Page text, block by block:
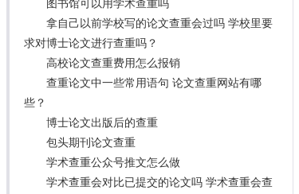
图书馆可以用学术查重吗
拿自己以前学校写的论文查重会过吗 学校里要
求对博士论文进行查重吗？
高校论文查重费用怎么报销
查重论文中一些常用语句 论文查重网站有哪
些？
博士论文出版后的查重
包头期刊论文查重
学术查重公众号推文怎么做
学术查重会对比已提交的论文吗 学术查重会查